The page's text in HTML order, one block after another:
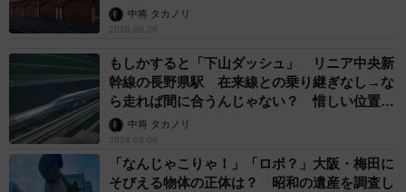
して」中将 タカノリ
2026.08.06
もしかすると「下山ダッシュ」 リニア中央新
幹線の長野県駅 在来線との乗り継ぎなし→な
ら走れば間に合うんじゃない？ 惜しい位置関
係が反響
中将 タカノリ
2026.08.06
「なんじゃこりゃ！」「ロボ？」大阪・梅田に
そびえる物体の正体は？ 昭和の遺産を調査し